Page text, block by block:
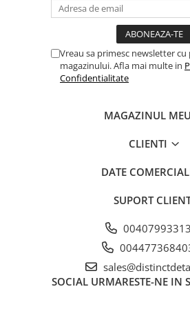
Vreau sa primesc newsletter
magazinului. Afla mai multe in
Confidentialitate
MAGAZINUL MEU
CLIENTI
DATE
SUPORT
SOCIAL URMARESTE-NE IN